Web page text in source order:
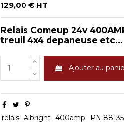
129,00 € HT
Relais Comeup 24v
treuil 4x4 depaneuse etc...
Ajouter au
relais Albright 400amp PN